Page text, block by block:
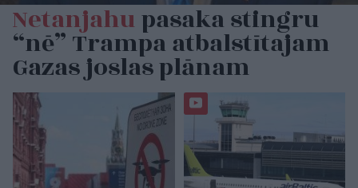
Netanjahupasaka stingru
“nē” Trampa atbalstītajam
Gazas joslas plānam